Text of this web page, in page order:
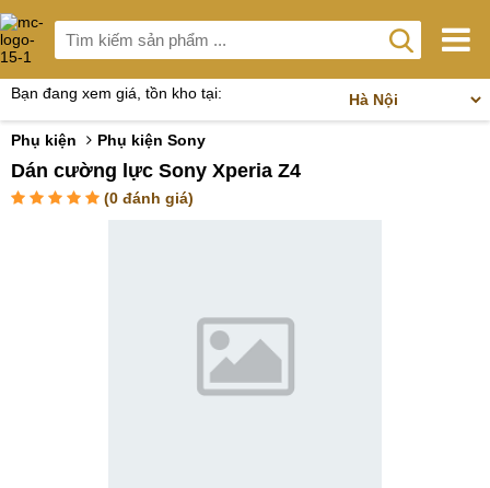
Bạn đang xem giá, tồn kho tại:
Phụ kiện Phụ kiện Sony
Dán cường lực Sony Xperia Z4
(0 đánh giá)